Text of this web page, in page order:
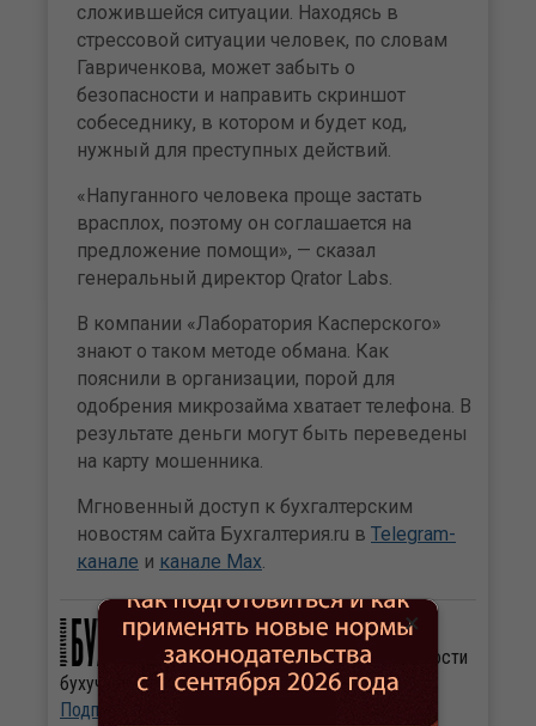
сложившейся ситуации. Находясь в
стрессовой ситуации человек, по словам
Гавриченкова, может забыть о
безопасности и направить скриншот
собеседнику, в котором и будет код,
нужный для преступных действий.
«Напуганного человека проще застать
врасплох, поэтому он соглашается на
предложение помощи», — сказал
генеральный директор Qrator Labs.
В компании «Лаборатория Касперского»
знают о таком методе обмана. Как
пояснили в организации, порой для
одобрения микрозайма хватает телефона. В
результате деньги могут быть переведены
на карту мошенника.
Мгновенный доступ к бухгалтерским
новостям сайта Бухгалтерия.ru в Telegram-
канале и канале Max.
Журнал «Практическая
бухгалтерия». Свежие новости
бухучета и налогообложения ежедневно.
Подписаться
×